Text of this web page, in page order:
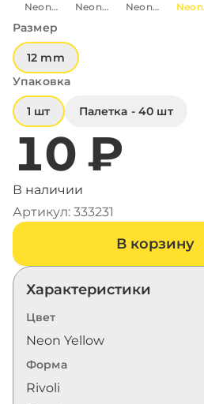
Neon
Neon
Neon
Neon
Размер
12 mm
Упаковка
1 шт Палетка - 40 шт
10 ₽
В наличии
Артикул: 333231
В корзину
Характеристики
Цвет
Neon Yellow
Форма
Rivoli